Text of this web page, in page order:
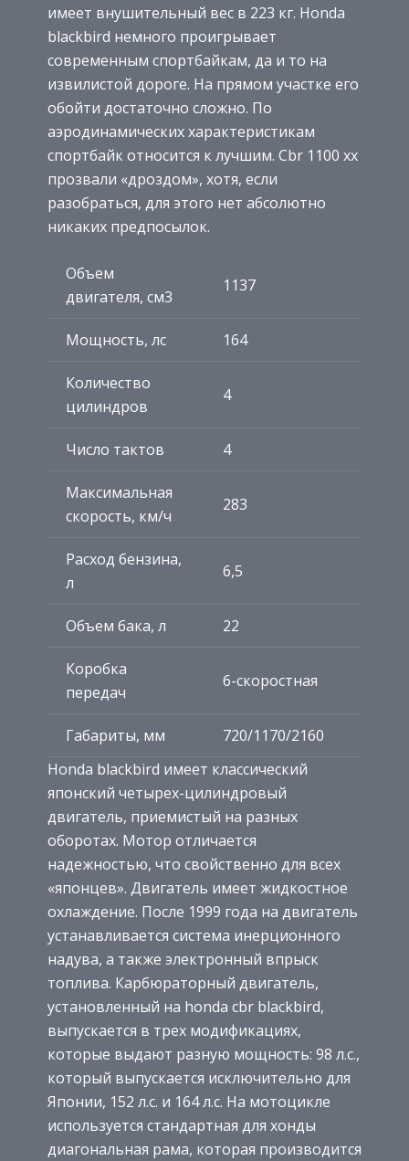
имеет внушительный вес в 223 кг. Honda
blackbird немного проигрывает
современным спортбайкам, да и то на
извилистой дороге. На прямом участке его
обойти достаточно сложно. По
аэродинамических характеристикам
спортбайк относится к лучшим. Cbr 1100 xx
прозвали «дроздом», хотя, если
разобраться, для этого нет абсолютно
никаких предпосылок.
Объем
двигателя, см3
1137
Мощность, лс 164
Количество
цилиндров
4
Число тактов 4
Максимальная
скорость, км/ч
283
Расход бензина,
л
6,5
Объем бака, л 22
Коробка
передач
6-скоростная
Габариты, мм
720/1170/2160
Honda blackbird имеет классический
японский четырех-цилиндровый
двигатель, приемистый на разных
оборотах. Мотор отличается
надежностью, что свойственно для всех
«японцев». Двигатель имеет жидкостное
охлаждение. После 1999 года на двигатель
устанавливается система инерционного
надува, а также электронный впрыск
топлива. Карбюраторный двигатель,
установленный на honda cbr blackbird,
выпускается в трех модификациях,
которые выдают разную мощность: 98 л.с.,
который выпускается исключительно для
Японии, 152 л.с. и 164 л.с. На мотоцикле
используется стандартная для хонды
диагональная рама, которая производится